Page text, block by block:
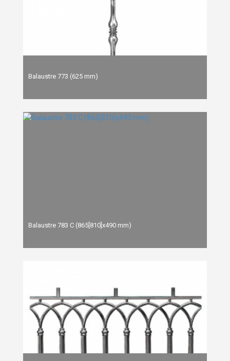
Balaustre 773 (625 mm)
Balaustre 783 C (865[810]x490 mm)